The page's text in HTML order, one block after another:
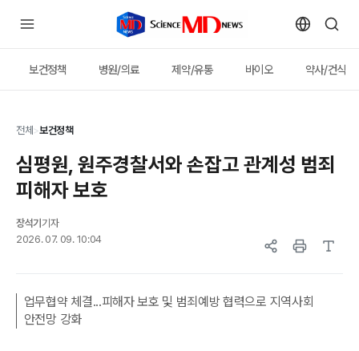
보건정책 병원/의료 제약/유통 바이오 약사/건식
전체 >보건정책
심평원, 원주경찰서와 손잡고 관계성 범죄
피해자 보호
장석기기자
2026. 07. 09. 10:04
업무협약 체결...피해자 보호 및 범죄예방 협력으로 지역사회
안전망 강화